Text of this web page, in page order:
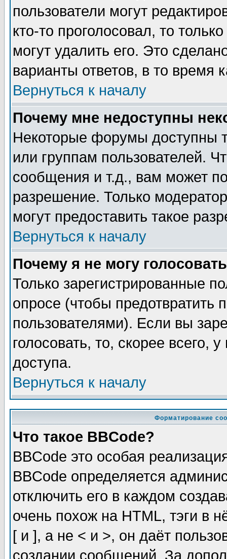
пользователи могут
кто-то проголосовал, то
могут удалить его. Это
варианты ответов, в то время
Вернуться к началу
Почему мне недоступны
Некоторые форумы доступны
или группам пользователей.
сообщения и т.д., вам может
разрешение. Только
могут предоставить такое
Вернуться к началу
Почему я не могу
Только зарегистрированные
опросе (чтобы предотвратить
пользователями). Если вы
голосовать, то, скорее всего,
доступа.
Вернуться к началу
Форматирование
Что такое BBCode?
BBCode это особая
BBCode определяется
отключить его в каждом
очень похож на HTML, тэги в
[ и ], а не < и >, он даёт
создании сообщений. За